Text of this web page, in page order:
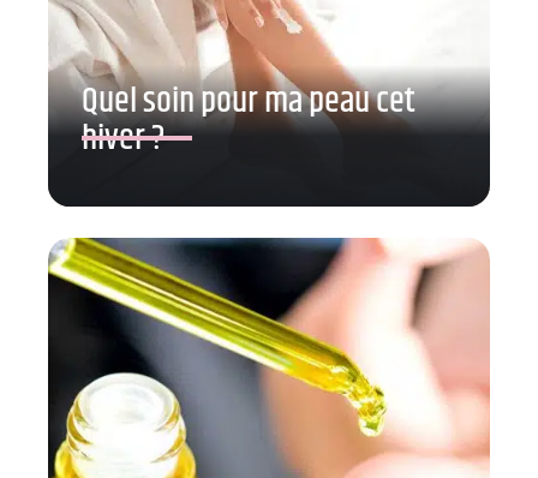
Quel soin pour ma peau cet
hiver ?